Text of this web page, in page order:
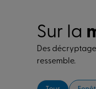
Sur la
Des
ressemble.